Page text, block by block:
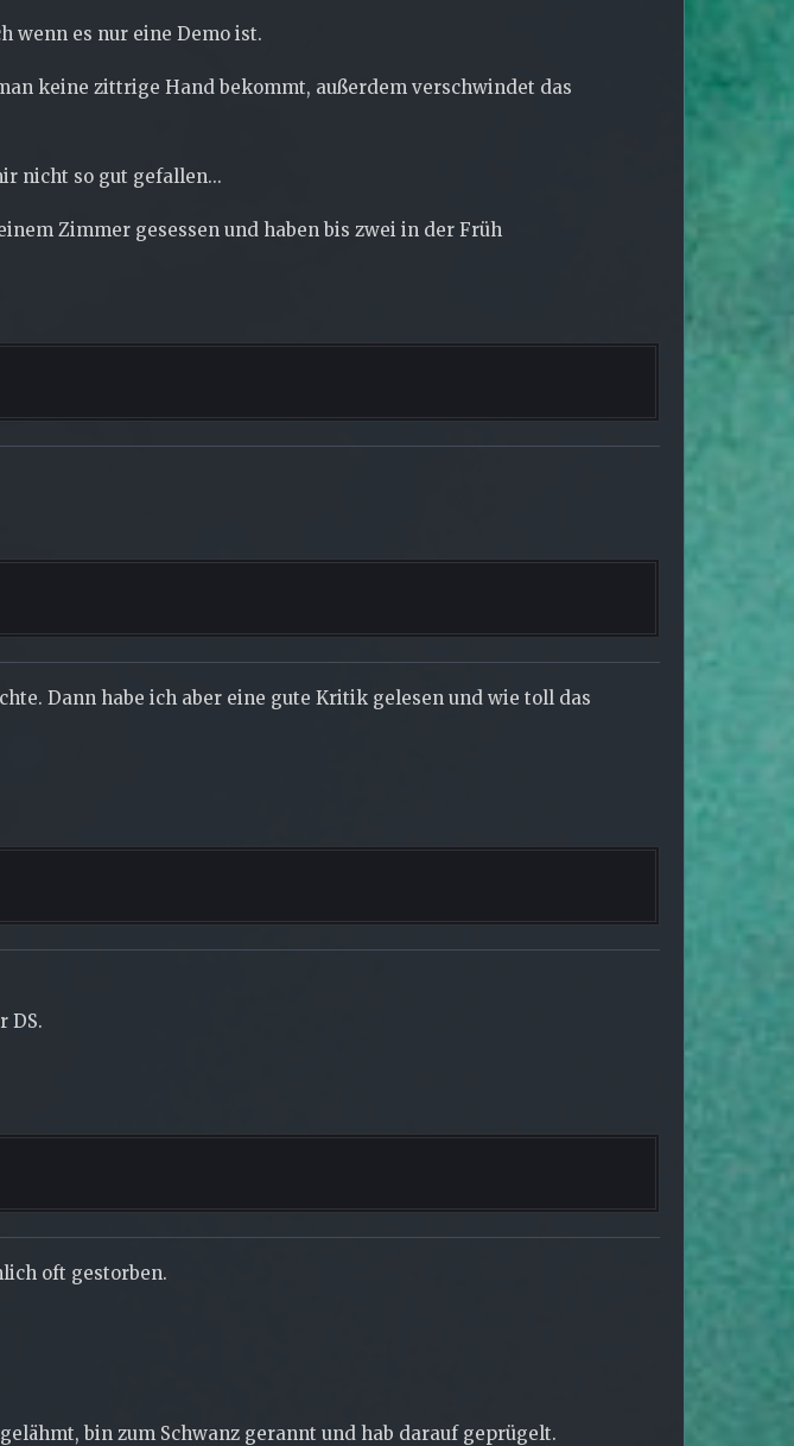
wenn es nur eine Demo ist.
keine zittrige Hand bekommt, außerdem verschwindet das
nicht so gut gefallen...
Zimmer gesessen und haben bis zwei in der Früh
Dann habe ich aber eine gute Kritik gelesen und wie toll das
DS.
oft gestorben.
bin zum Schwanz gerannt und hab darauf geprügelt.